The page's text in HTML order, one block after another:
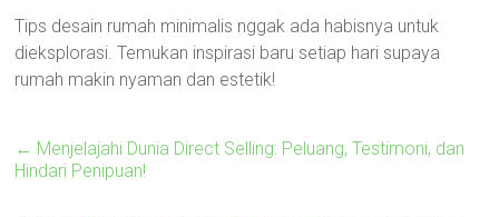
Tips desain rumah minimalis nggak ada habisnya untuk
dieksplorasi. Temukan inspirasi baru setiap hari supaya
rumah makin nyaman dan estetik!
← Menjelajahi Dunia Direct Selling: Peluang, Testimoni, dan
Hindari Penipuan!